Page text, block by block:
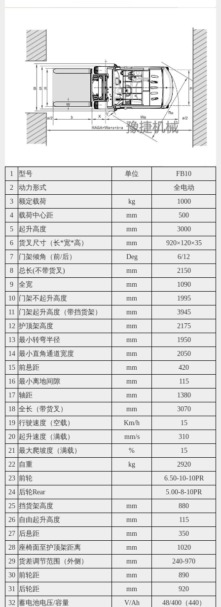
1 型号 单位
FB10
2
动力形式
全电动
3
额定载荷 kg
1000
4
载荷中心距 mm
500
5
起升高度 mm
3000
6
货叉尺寸（长*宽*高） mm
920×120×35
7
门架倾角（前/后） Deg
6/12
8
总长(不带货叉) mm
2150
9
全宽 mm
1090
10 门架不起升高度 mm
1995
11
门架起升高度（带挡货架） mm
3945
12 护顶架高度 mm
2175
13 最小转弯半径 mm
1950
14 最小直角通道宽度 mm
2050
15 前悬距 mm
420
16 最小离地间隙 mm
115
17 轴距 mm
1380
18 全长（带货叉） mm
3070
19 行驶速度（空载） Km/h
15
20 起升速度（满载） mm/s
310
21 最大爬坡度（满载） %
15
22
自重 kg
2920
23 前轮
6.50-10-10PR
24
后轮Rear
5.00-8-10PR
25 挡货架高度 mm
880
26
自由起升高度 mm
115
27
后悬距 mm
350
28 座椅面至护顶架距离 mm
1020
29 货差调节范围（外侧） mm
240-970
30 前轮距 mm
890
31
后轮距 mm
920
32 蓄电池电压/容量 V/Ah 48/400（440）